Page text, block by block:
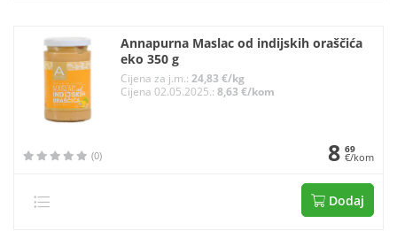
Annapurna Maslac od indijskih oraščića
eko 350 g
Cijena za j.m.:24,83 €/kg
Cijena 02.05.2025.:8,63 €/kom
(0) 8 69
€/kom
Dodaj